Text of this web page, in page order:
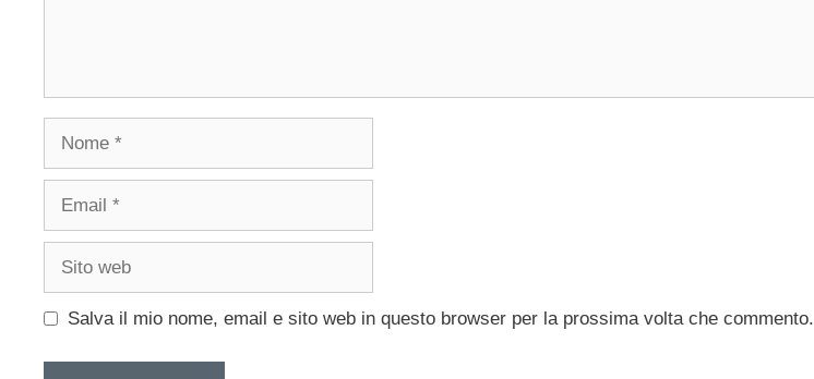
Nome
Email
Sito
Salva il mio nome, email e sito web in questo browser per la prossima volta che commento.